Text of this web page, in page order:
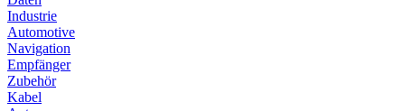
Industrie
Automotive
Navigation
Empfänger
Zubehör
Kabel